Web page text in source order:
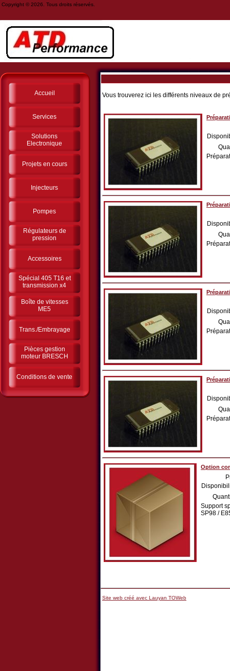
Copyright © 2026. Tous droits réservés.
Accueil
Services
Solutions
Electronique
Projets en cours
Injecteurs
Pompes
Régulateurs de
pression
Accessoires
Spécial 405 T16 et
transmission x4
Boîte de vitesses
ME5
Trans./Embrayage
Pièces gestion
moteur BRESCH
Conditions de vente
Vous trouverez ici les différents niveaux de
Option
Support
SP98 /
Site web créé avec Lauyan TOWeb